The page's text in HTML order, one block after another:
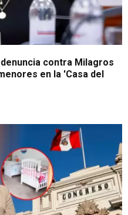
contra Milagros
en la 'Casa del